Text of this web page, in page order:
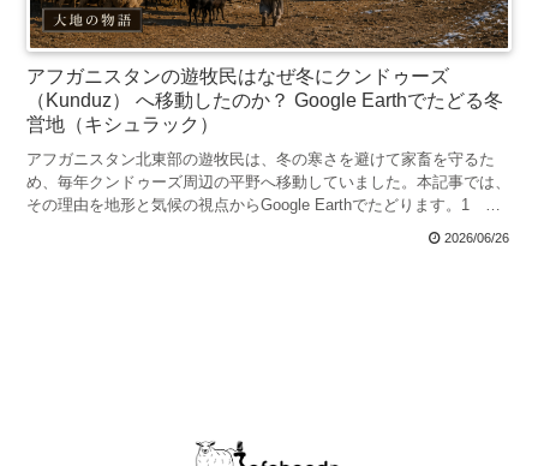
アフガニスタンの遊牧民はなぜ冬にクンドゥーズ
（Kunduz） へ移動したのか？ Google Earthでたどる冬
営地（キシュラック）
アフガニスタン北東部の遊牧民は、冬の寒さを避けて家畜を守るた
め、毎年クンドゥーズ周辺の平野へ移動していました。本記事では、
その理由を地形と気候の視点からGoogle Earthでたどります。1 ク
2026/06/26